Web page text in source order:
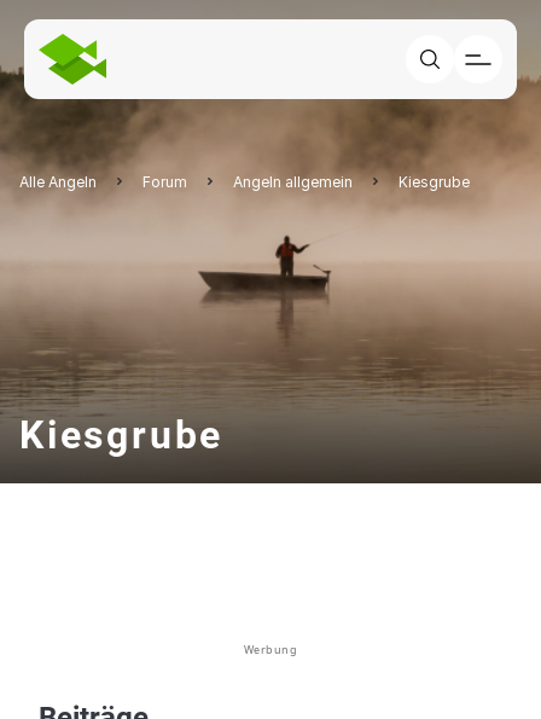
Alle Angeln Forum Angeln allgemein Kiesgrube
Kiesgrube
Werbung